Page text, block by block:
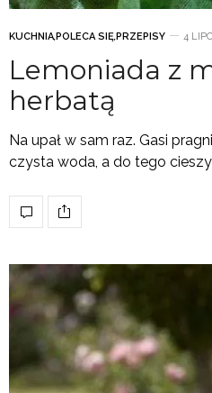
KUCHNIA,POLECA SIĘ,PRZEPISY 4
Lemoniada z
herbatą
Na upał w sam raz. Gasi
czysta woda, a do tego